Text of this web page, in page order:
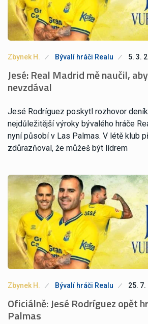
Zbynek H. Bývalí hráči Realu 5. 3.
Jesé: Real Madrid mě naučil,
nevzdával
Jesé Rodríguez poskytl rozhovor
nejdůležitější výroky bývalého hráče
nyní působí v Las Palmas. V létě klub
zdůrazňoval, že můžeš být lídrem
Zbynek H. Bývalí hráči Realu 25. 7.
Oficiálně: Jesé Rodríguez opět
Palmas